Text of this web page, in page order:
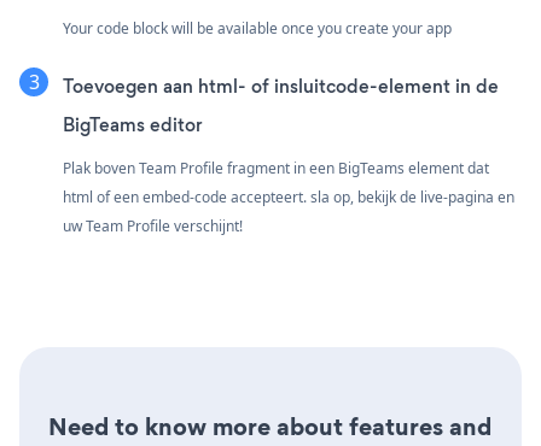
Your code block will be available once you create your app
Toevoegen aan html- of insluitcode-element in de
BigTeams editor
Plak boven Team Profile fragment in een BigTeams element dat
html of een embed-code accepteert. sla op, bekijk de live-pagina en
uw Team Profile verschijnt!
Need to know more about features and